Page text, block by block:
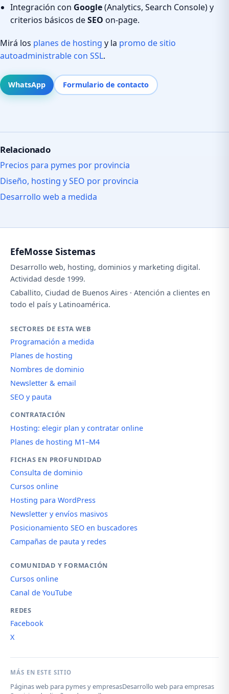
Integración con Google(Analytics, Search Console) y
criterios básicos deSEO on-page.
Mirá los planes de hosting y la promo de sitio
autoadministrable con SSL.
WhatsApp Formulario de contacto
Relacionado
Precios para pymes por provincia
Diseño, hosting y SEO por provincia
Desarrollo web a medida
EfeMosse Sistemas
Desarrollo web, hosting, dominios y marketing digital.
Actividad desde 1999.
Caballito, Ciudad de Buenos Aires · Atención a clientes en
todo el país y Latinoamérica.
SECTORES DE ESTA WEB
Programación a medida
Planes de hosting
Nombres de dominio
Newsletter & email
SEO y pauta
CONTRATACIÓN
Hosting: elegir plan y contratar online
Planes de hosting M1–M4
FICHAS EN PROFUNDIDAD
Consulta de dominio
Cursos online
Hosting para WordPress
Newsletter y envíos masivos
Posicionamiento SEO en buscadores
Campañas de pauta y redes
COMUNIDAD Y FORMACIÓN
Cursos online
Canal de YouTube
REDES
Facebook
X
MÁS EN ESTE SITIO
Páginas web para pymes y empresasDesarrollo web para empresas